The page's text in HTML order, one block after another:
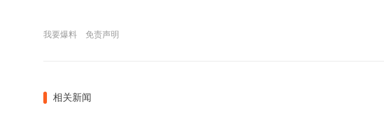
我要爆料 免责声明
相关新闻